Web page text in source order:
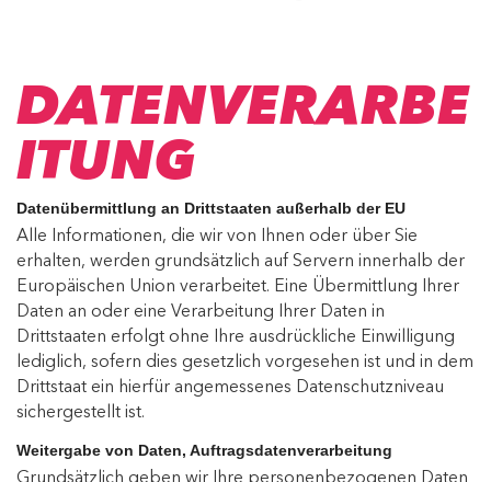
DATENVERARBE
ITUNG
Datenübermittlung an Drittstaaten außerhalb der EU
Alle Informationen, die wir von Ihnen oder über Sie
erhalten, werden grundsätzlich auf Servern innerhalb der
Europäischen Union verarbeitet. Eine Übermittlung Ihrer
Daten an oder eine Verarbeitung Ihrer Daten in
Drittstaaten erfolgt ohne Ihre ausdrückliche Einwilligung
lediglich, sofern dies gesetzlich vorgesehen ist und in dem
Drittstaat ein hierfür angemessenes Datenschutzniveau
sichergestellt ist.
Weitergabe von Daten, Auftragsdatenverarbeitung